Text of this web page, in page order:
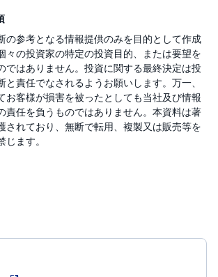
の参考となる情報提供のみを目的として作成
々の投資家の特定の投資目的、または要望を
ではありません。投資に関する最終決定は投
と責任でなされるようお願いします。万一、
お客様が損害を被ったとしても当社及び情報
責任を負うものではありません。本資料は著
されており、無断で転用、複製又は販売等を
ます。